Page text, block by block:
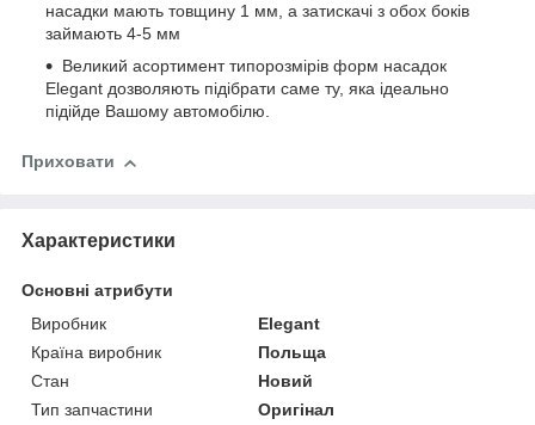
насадки мають товщину 1 мм, а затискачі з обох боків
займають 4-5 мм
Великий асортимент типорозмірів форм насадок
Elegant дозволяють підібрати саме ту, яка ідеально
підійде Вашому автомобілю.
Приховати
Характеристики
Основні атрибути
Виробник
Elegant
Країна виробник
Польща
Стан
Новий
Тип запчастини
Оригінал